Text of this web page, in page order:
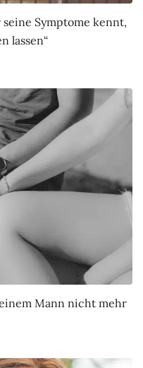
Symptome kennt,
lassen“
Mann nicht mehr